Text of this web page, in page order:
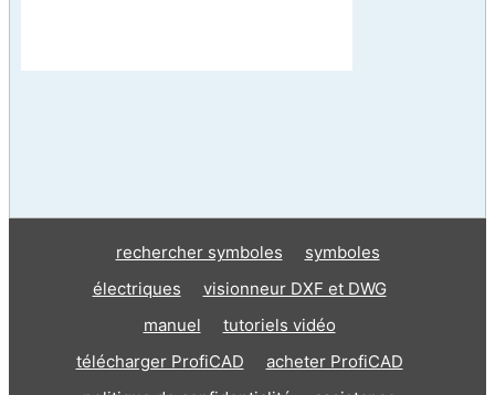
rechercher symboles
symboles
électriques
visionneur DXF et DWG
manuel
tutoriels vidéo
télécharger ProfiCAD
acheter ProfiCAD